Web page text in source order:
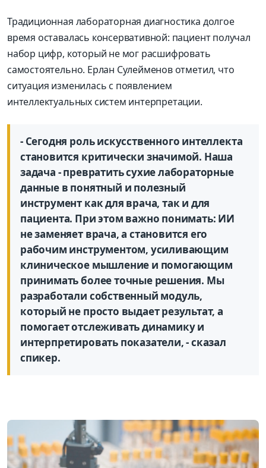
Традиционная лабораторная диагностика долгое
время оставалась консервативной: пациент получал
набор цифр, который не мог расшифровать
самостоятельно. Ерлан Сулейменов отметил, что
ситуация изменилась с появлением
интеллектуальных систем интерпретации.
- Сегодня роль искусственного интеллекта
становится критически значимой. Наша
задача - превратить сухие лабораторные
данные в понятный и полезный
инструмент как для врача, так и для
пациента. При этом важно понимать: ИИ
не заменяет врача, а становится его
рабочим инструментом, усиливающим
клиническое мышление и помогающим
принимать более точные решения. Мы
разработали собственный модуль,
который не просто выдает результат, а
помогает отслеживать динамику и
интерпретировать показатели, - сказал
спикер.